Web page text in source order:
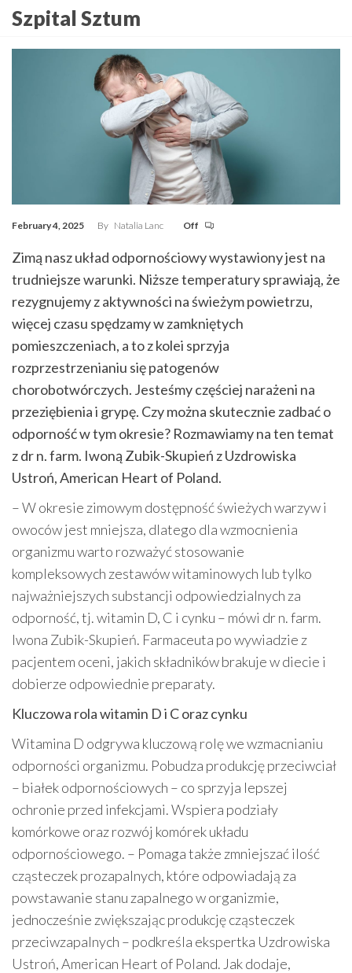
Szpital Sztum
February 4, 2025 By Natalia Lanc Off
Zimą nasz układ odpornościowy wystawiony jest na
trudniejsze warunki. Niższe temperatury sprawiają, że
rezygnujemy z aktywności na świeżym powietrzu,
więcej czasu spędzamy w zamkniętych
pomieszczeniach, a to z kolei sprzyja
rozprzestrzenianiu się patogenów
chorobotwórczych. Jesteśmy częściej narażeni na
przeziębienia i grypę. Czy można skutecznie zadbać o
odporność w tym okresie? Rozmawiamy na ten temat
z dr n. farm. Iwoną Zubik-Skupień z Uzdrowiska
Ustroń, American Heart of Poland.
– W okresie zimowym dostępność świeżych warzyw i
owoców jest mniejsza, dlatego dla wzmocnienia
organizmu warto rozważyć stosowanie
kompleksowych zestawów witaminowych lub tylko
najważniejszych substancji odpowiedzialnych za
odporność, tj. witamin D, C i cynku – mówi dr n. farm.
Iwona Zubik-Skupień. Farmaceuta po wywiadzie z
pacjentem oceni, jakich składników brakuje w diecie i
dobierze odpowiednie preparaty.
Kluczowa rola witamin D i C oraz cynku
Witamina D odgrywa kluczową rolę we wzmacnianiu
odporności organizmu. Pobudza produkcję przeciwciał
– białek odpornościowych – co sprzyja lepszej
ochronie przed infekcjami. Wspiera podziały
komórkowe oraz rozwój komórek układu
odpornościowego. – Pomaga także zmniejszać ilość
cząsteczek prozapalnych, które odpowiadają za
powstawanie stanu zapalnego w organizmie,
jednocześnie zwiększając produkcję cząsteczek
przeciwzapalnych – podkreśla ekspertka Uzdrowiska
Ustroń, American Heart of Poland. Jak dodaje,